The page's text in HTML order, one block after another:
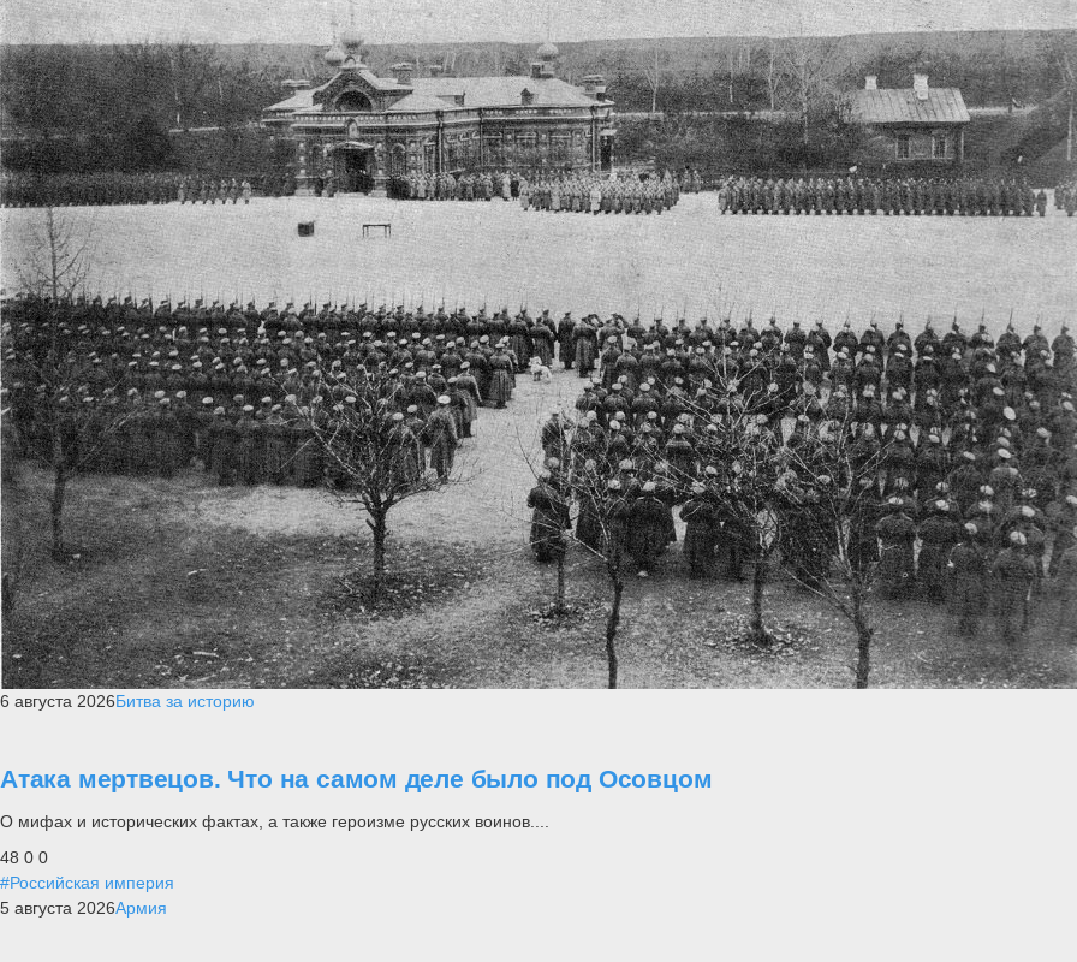
6 августа 2026Битва за историю
Атака мертвецов. Что на самом деле было под Осовцом
О мифах и исторических фактах, а также героизме русских воинов....
48 0 0
#Российская империя
5 августа 2026Армия